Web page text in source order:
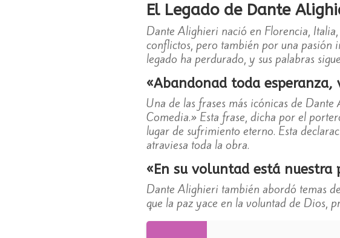
El Legado de Dante
Dante Alighieri nació en Florencia,
conflictos, pero también por una pasión
legado ha perdurado, y sus palabras
«Abandonad toda esperanza,
Una de las frases más icónicas de
Comedia.» Esta frase, dicha por el
lugar de sufrimiento eterno. Esta
atraviesa toda la obra.
«En su voluntad está nuestra
Dante Alighieri también abordó temas
que la paz yace en la voluntad de Dios,